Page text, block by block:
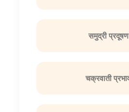
समुद्री प्रदूषण
चक्रवाती